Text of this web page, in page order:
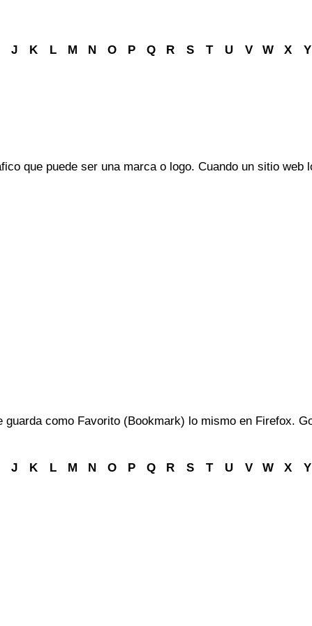
J K L M N O P Q R S T U V W X Y
que puede ser una marca o logo. Cuando un sitio
como Favorito (Bookmark) lo mismo en Firefox.
J K L M N O P Q R S T U V W X Y